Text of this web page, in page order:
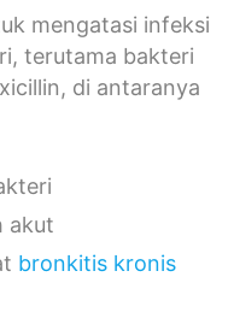
mengatasi infeksi
terutama bakteri
di antaranya
akut
bronkitis kronis